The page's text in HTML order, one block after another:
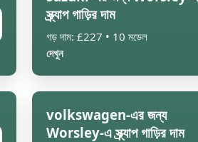
স্ক্র্যাপ গাড়ির দাম
গড় দাম: £227 • 10 মডেল
দেখুন
volkswagen-এর জন্য
Worsley-এ স্ক্র্যাপ গাড়ির দাম